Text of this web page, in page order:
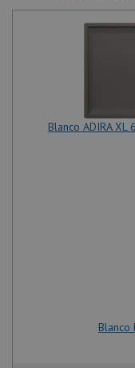
Blanco ADIRA
Blanco